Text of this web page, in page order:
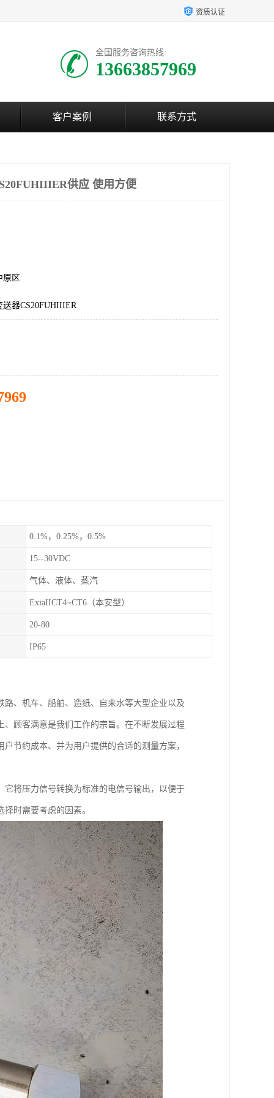
资质认证
全国服务咨询热线:
13663857969
客户案例 联系方式
供应 使用方便
原区
器CS20FUHIIIER
0.1%，0.25%，0.5%
15--30VDC
气体、液体、蒸汽
ExiaIICT4~CT6（本安型）
20-80
IP65
、机车、船舶、造纸、自来水等大型企业以及
顾客满意是我们工作的宗旨。在不断发展过程
节约成本、并为用户提供的合适的测量方案，
将压力信号转换为标准的电信号输出，以便于
时需要考虑的因素。